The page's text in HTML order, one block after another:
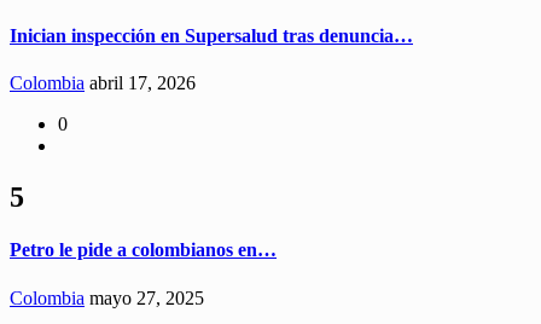
Inician inspección en Supersalud tras denuncia…
Colombia abril 17, 2026
0
5
Petro le pide a colombianos en…
Colombia mayo 27, 2025